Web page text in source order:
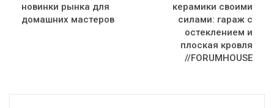
новинки рынка для
домашних мастеров
керамики своими
силами: гараж с
остеклением и
плоская кровля
//FORUMHOUSE